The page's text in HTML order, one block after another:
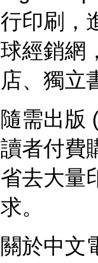
行印刷，
球經銷網
店、獨立
隨需出版
讀者付費
省去大量
求。
關於中文